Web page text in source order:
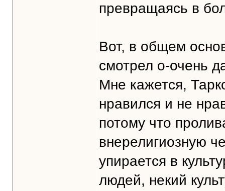
превращаясь в
Вот, в общем
смотрел о-очень
Мне кажется,
нравился и не
потому что
внерелигиозную
упирается в
людей, некий